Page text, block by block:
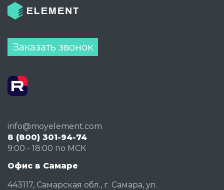
Заказать звонок
info@moyelement.com
8 (800) 301-94-74
9:00 - 18:00 по МСК
Офис в Самаре
443117, Самарская обл., г. Самара, ул.